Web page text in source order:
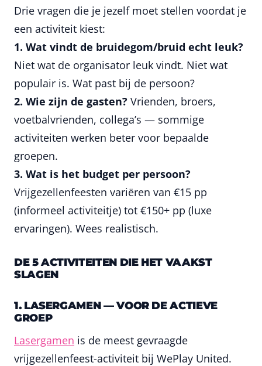
Drie vragen die je jezelf moet stellen voordat je
een activiteit kiest:
1. Wat vindt de bruidegom/bruid echt leuk?
Niet wat de organisator leuk vindt. Niet wat
populair is. Wat past bij de persoon?
2. Wie zijn de gasten? Vrienden, broers,
voetbalvrienden, collega’s — sommige
activiteiten werken beter voor bepaalde
groepen.
3. Wat is het budget per persoon?
Vrijgezellenfeesten variëren van €15 pp
(informeel activiteitje) tot €150+ pp (luxe
ervaringen). Wees realistisch.
DE 5 ACTIVITEITEN DIE HET VAAKST
SLAGEN
1. LASERGAMEN — VOOR DE ACTIEVE
GROEP
Lasergamen is de meest gevraagde
vrijgezellenfeest-activiteit bij WePlay United.